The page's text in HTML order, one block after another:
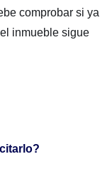
comprobar si ya
inmueble sigue